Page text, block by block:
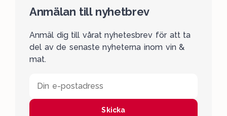
Anmälan till nyhetbrev
Anmäl dig till vårat nyhetesbrev för att ta
del av de senaste nyheterna inom vin &
mat.
Din e-postadress
Skicka